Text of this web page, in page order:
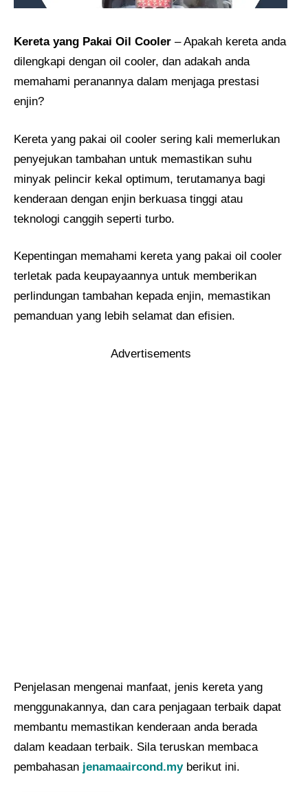
Kereta yang Pakai Oil Cooler – Apakah kereta anda
dilengkapi dengan oil cooler, dan adakah anda
memahami peranannya dalam menjaga prestasi
enjin?
Kereta yang pakai oil cooler sering kali memerlukan
penyejukan tambahan untuk memastikan suhu
minyak pelincir kekal optimum, terutamanya bagi
kenderaan dengan enjin berkuasa tinggi atau
teknologi canggih seperti turbo.
Kepentingan memahami kereta yang pakai oil cooler
terletak pada keupayaannya untuk memberikan
perlindungan tambahan kepada enjin, memastikan
pemanduan yang lebih selamat dan efisien.
Advertisements
Penjelasan mengenai manfaat, jenis kereta yang
menggunakannya, dan cara penjagaan terbaik dapat
membantu memastikan kenderaan anda berada
dalam keadaan terbaik. Sila teruskan membaca
pembahasan jenamaaircond.myberikut ini.